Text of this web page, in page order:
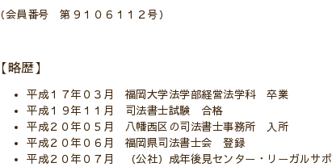
（会員番号 第９１０６１１２号）
【略歴】
平成１７年０３月 福岡大学法学部経営法学科 卒業
平成１９年１１月 司法書士試験 合格
平成２０年０５月 八幡西区の司法書士事務所 入所
平成２０年０６月 福岡県司法書士会 登録
平成２０年０７月 （公社）成年後見センター・リーガルサポ